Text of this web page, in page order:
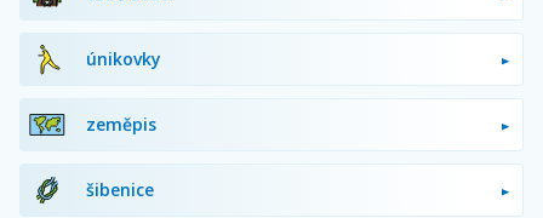
únikovky
zeměpis
šibenice